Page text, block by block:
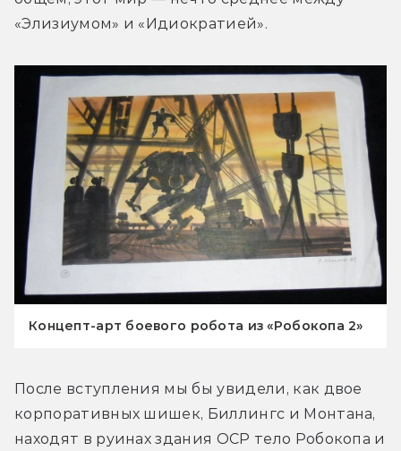
«Элизиумом» и «Идиократией».
Концепт-арт боевого робота из «Робокопа 2»
После вступления мы бы увидели, как двое
корпоративных шишек, Биллингс и Монтана,
находят в руинах здания OCP тело Робокопа и